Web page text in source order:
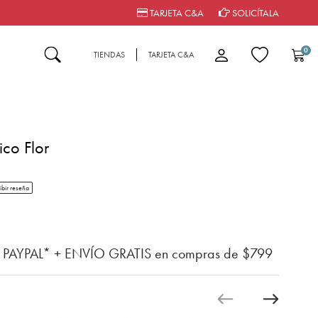
TARJETA C&A SOLICÍTALA
TIENDAS TARJETA C&A 0
Flor
del cliente
rating
reseña
+ ENVÍO GRATIS en compras de $799